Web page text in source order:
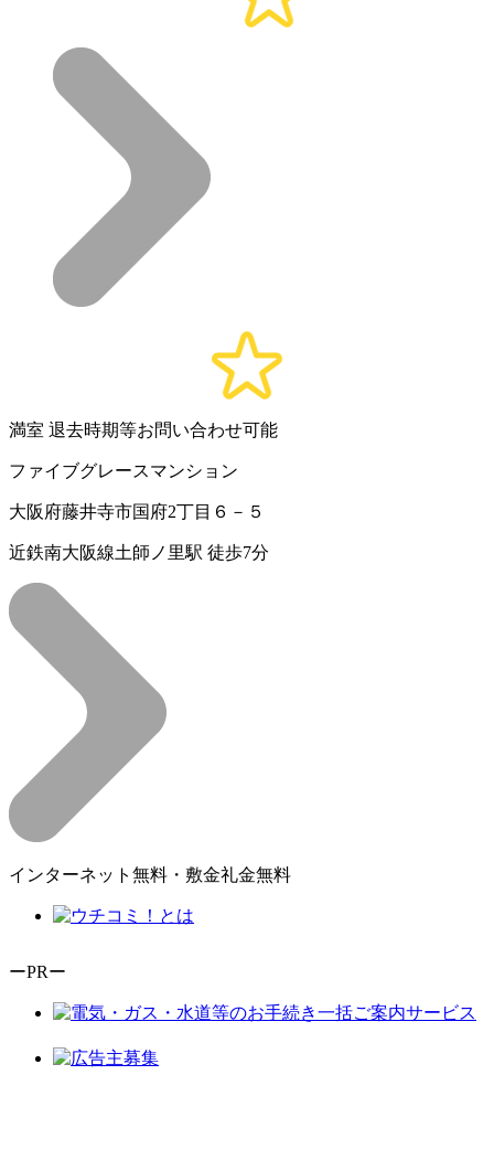
満室 退去時期等お問い合わせ可能
ファイブグレースマンション
大阪府藤井寺市国府2丁目６－５
近鉄南大阪線土師ノ里駅 徒歩7分
インターネット無料・敷金礼金無料
ーPRー